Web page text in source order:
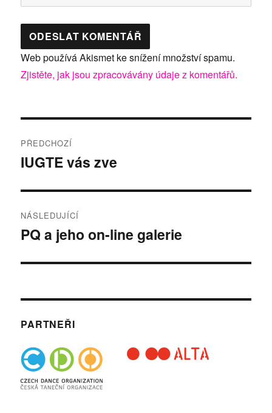
Web používá Akismet ke snížení množství spamu.
Zjistěte, jak jsou zpracovávány údaje z komentářů.
pro
PŘEDCHOZÍ
Předchozí
IUGTE vás zve
NÁSLEDUJÍCÍ
Následující
PQ a jeho on-line galerie
PARTNEŘI